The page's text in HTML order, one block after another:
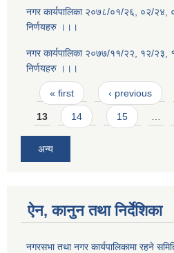
नगर कार्यपालिका २०७८/०१/२६, ०२/
निर्णयहरु ।।।
नगर कार्यपालिका २०७७/११/२२, १२/
निर्णयहरु ।।।
Pages
« first ‹ previous
13 14 15 …
अन्य
ऐन, कानुन तथा निर्देशिका
नगरसभा तथा नगर कार्यपालिकामा रहने